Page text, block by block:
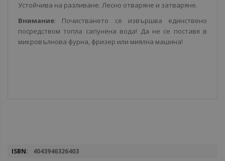
Устойчива на разливане. Лесно отваряне и затваряне.
Внимание: Почистването се извършва единствено
посредством топла сапунена вода! Да не се поставя в
микровълнова фурна, фризер или миялна машина!
Повече
4043946326403